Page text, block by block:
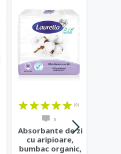
(0)
0
Absorbante de zi
cu aripioare,
bumbac organic,